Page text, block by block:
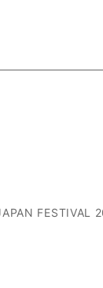
FESTIVAL